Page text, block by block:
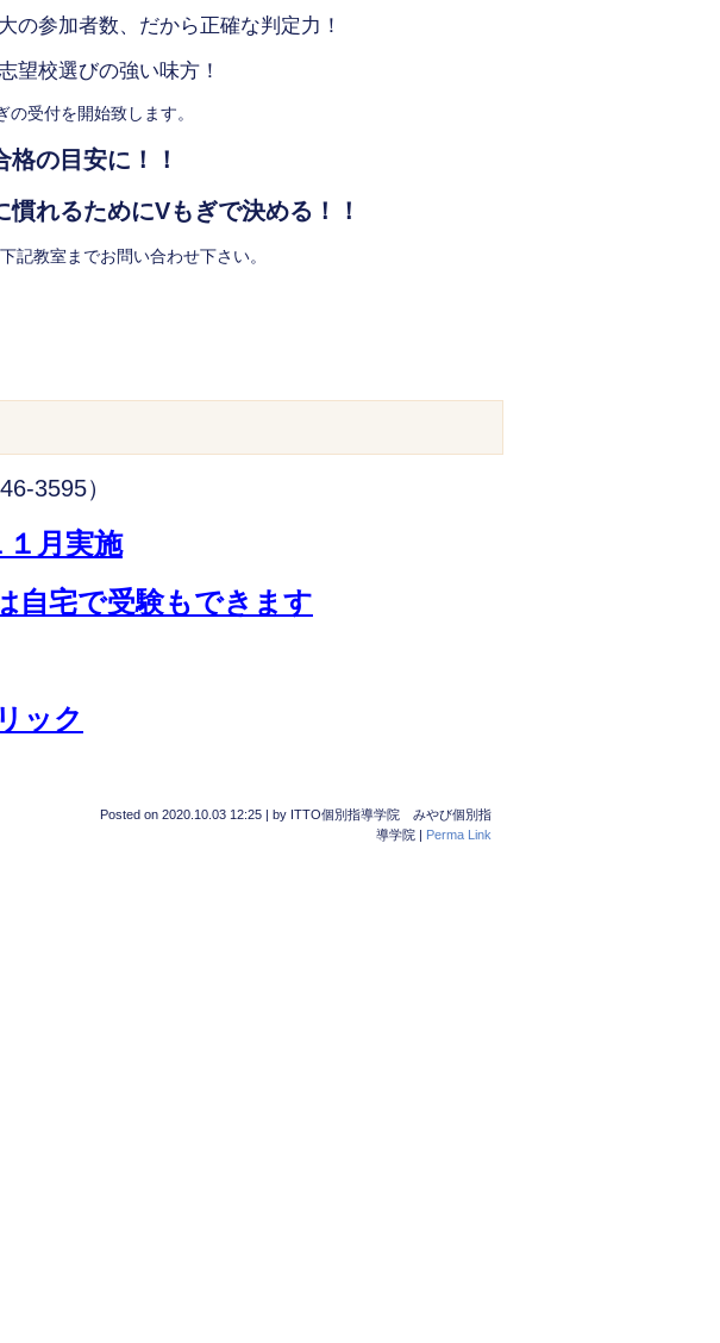
の参加者数、だから正確な判定力！
選びの強い味方！
受付を開始致します。
格の目安に！！
れるためにVもぎで決める！！
記教室までお問い合わせ下さい。
3595）
月 実施
自宅で受験もできます
ック
Posted on 2020.10.03 12:25 by ITTO個別指導学院 みやび個別指
導学院
Perma Link